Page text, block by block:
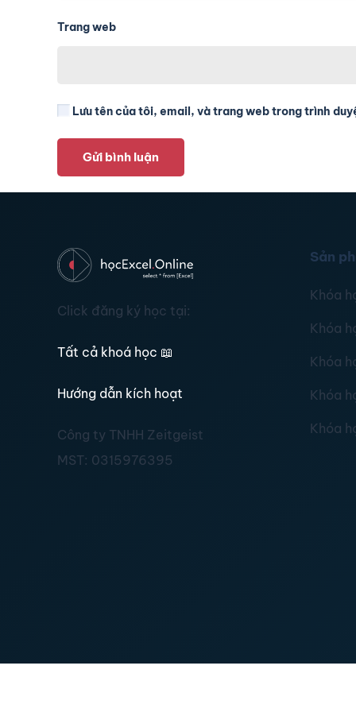
Trang web
Lưu tên của tôi, email, và trang web trong trình
Gửi bình luận
Click đăng ký học tại:
Tất cả khoá học 📖
Hướng dẫn kích hoạt
Công ty TNHH Zeitgeist
MST: 0315976395
Sản
Khóa
Khóa
Khóa
Khóa
Khóa